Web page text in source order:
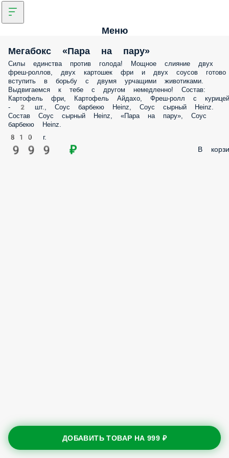
Меню
Мегабокс «Пара на пару»
Силы единства против голода! Мощное слияние двух фреш-роллов,
двух картошек фри и двух соусов готово вступить в борьбу с двумя
урчащими животиками. Выдвигаемся к тебе с другом немедленно!
Состав: Картофель фри, Картофель Айдахо, Фреш-ролл с курицей - 2
шт., Соус барбекю Heinz, Соус сырный Heinz. Состав Соус сырный
Heinz, «Пара на пару», Соус барбекю Heinz.
810 г.
999 ₽
ДОБАВИТЬ ТОВАР НА999 ₽